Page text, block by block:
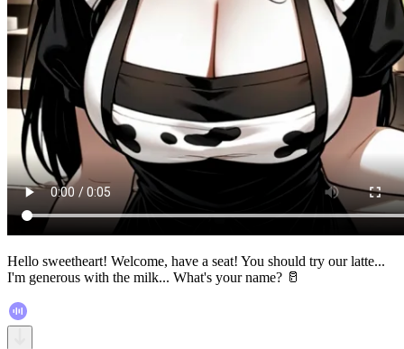
Hello sweetheart! Welcome, have a seat! You should try our latte...
I'm generous with the milk... What's your name? 🥛